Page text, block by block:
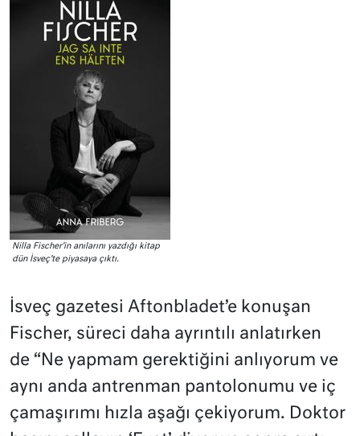
Nilla Fischer’in anılarını yazdığı kitap
dün İsveç’te piyasaya çıktı.
İsveç gazetesi Aftonbladet’e konuşan
Fischer, süreci daha ayrıntılı anlatırken
de “Ne yapmam gerektiğini anlıyorum ve
aynı anda antrenman pantolonumu ve iç
çamaşırımı hızla aşağı çekiyorum. Doktor